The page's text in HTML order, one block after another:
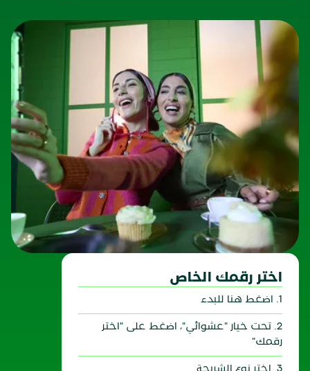
اختر رقمك الخاص
1. اضغط هنا للبدء
2. تحت خيار "عشوائي"، اضغط على "اختر
رقمك"
3. اختر نوع الشريحة